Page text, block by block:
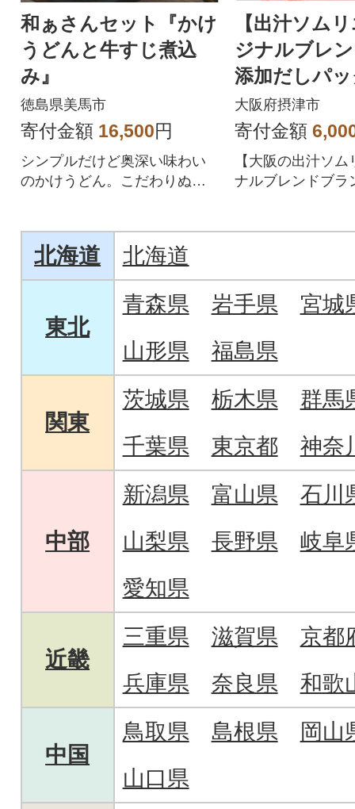
和ぁさんセット『かけ
うどんと牛すじ煮込
み』
徳島県美馬市
寄付金額 16,500円
シンプルだけど奥深い味わい
のかけうどん。こだわりぬい
【出汁ソム
ジナルブレ
添加だしパ
akoto-」
大阪府摂津市
寄付金額
【大阪の出汁ソ
ナルブレンドブラ
北海道 北海道
東北
青森県 岩手県
宮城
山形県
福島県
関東
茨城県 栃木県
群馬
千葉県
東京都 神奈
中部
新潟県 富山県
石川
山梨県
長野県
岐阜
愛知県
近畿
三重県 滋賀県
京都
兵庫県
奈良県 和歌
中国
鳥取県 島根県
岡山
山口県